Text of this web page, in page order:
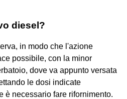
diesel?
in modo che l'azione
possibile, con la minor
dove va appunto versata
le dosi indicate
è necessario fare rifornimento.